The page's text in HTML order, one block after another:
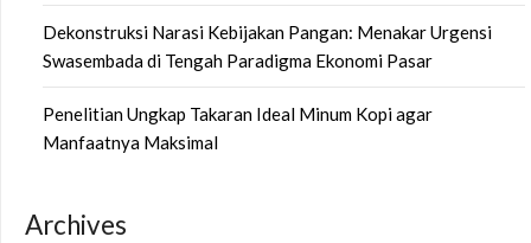
Dekonstruksi Narasi Kebijakan Pangan: Menakar Urgensi
Swasembada di Tengah Paradigma Ekonomi Pasar
Penelitian Ungkap Takaran Ideal Minum Kopi agar
Manfaatnya Maksimal
Archives